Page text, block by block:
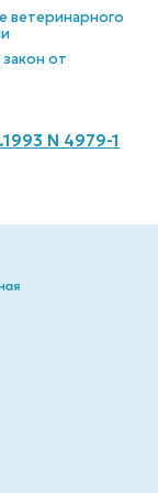
ветеринарного
от
N 4979-1